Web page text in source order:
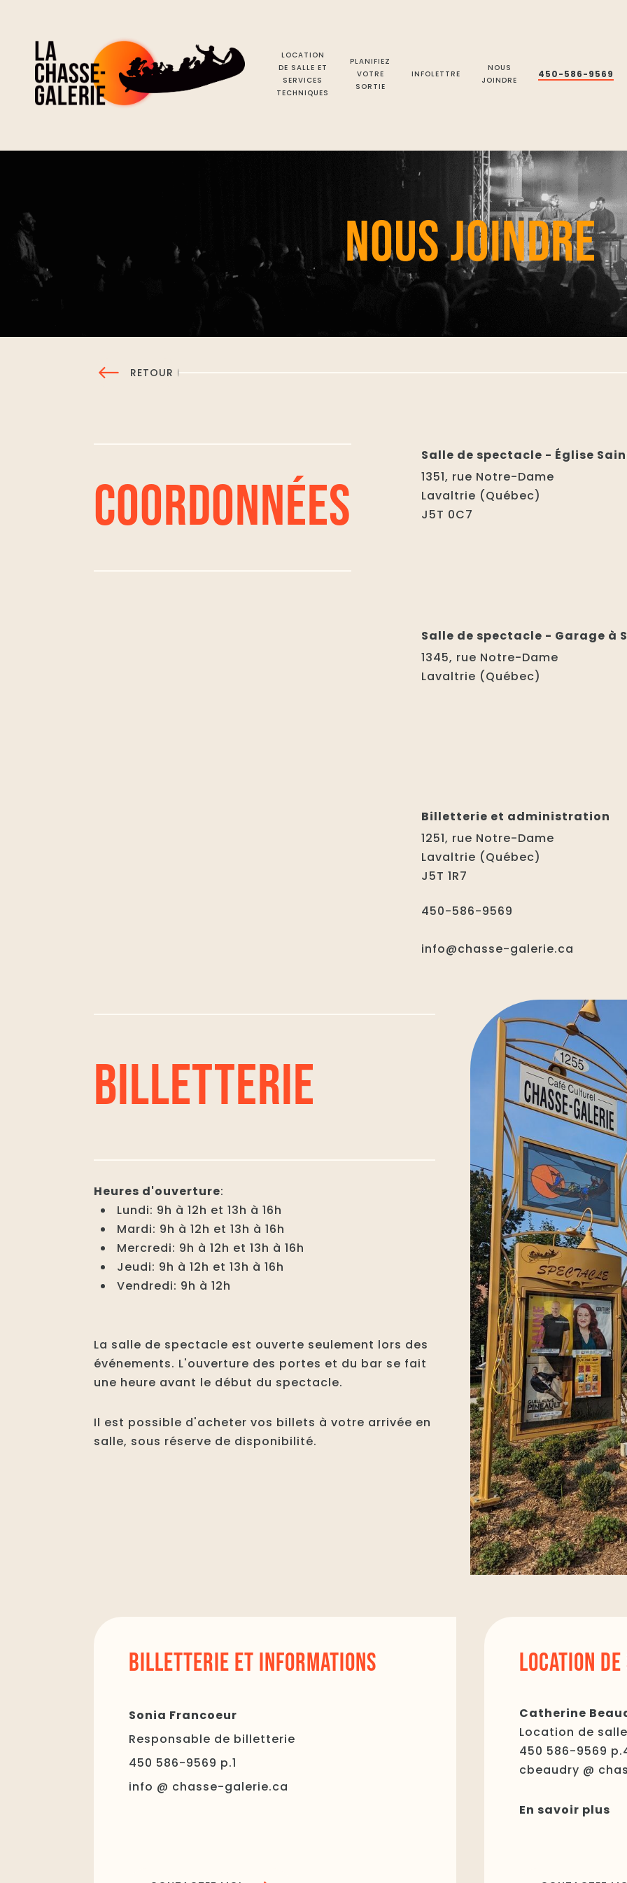
LOCATION
DE SALLE ET
SERVICES
TECHNIQUES
PLANIFIEZ
VOTRE
SORTIE
INFOLETTRE
NOUS
JOINDRE
450-586-9569
NOUS JOINDRE
RETOUR
COORDONNÉES
Salle de spectacle - Église
1351, rue Notre-Dame
Lavaltrie (Québec)
J5T 0C7
Salle de spectacle - Garage à
1345, rue Notre-Dame
Lavaltrie (Québec)
Billetterie et administration
1251, rue Notre-Dame
Lavaltrie (Québec)
J5T 1R7
450-586-9569
info@chasse-galerie.ca
BILLETTERIE
Heures d'ouverture:
Lundi: 9h à 12h et 13h à 16h
Mardi: 9h à 12h et 13h à 16h
Mercredi: 9h à 12h et 13h à 16h
Jeudi: 9h à 12h et 13h à 16h
Vendredi: 9h à 12h
La salle de spectacle est ouverte seulement lors des
événements. L'ouverture des portes et du bar se fait
une heure avant le début du spectacle.
Il est possible d'acheter vos billets à votre arrivée en
salle, sous réserve de disponibilité.
BILLETTERIE ET INFORMATIONS
Sonia Francoeur
Responsable de billetterie
450 586-9569 p.1
info @ chasse-galerie.ca
LOCATION
Catherine
Location de salle
450 586-9569
cbeaudry @
En savoir plus